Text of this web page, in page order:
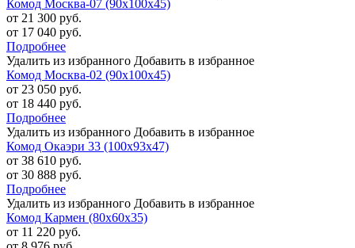
Комод Москва-07 (90х100х45)
от 21 300 руб.
от 17 040 руб.
Подробнее
Удалить из избранного Добавить в избранное
Комод Москва-02 (90х100х45)
от 23 050 руб.
от 18 440 руб.
Подробнее
Удалить из избранного Добавить в избранное
Комод Окаэри 33 (100х93х47)
от 38 610 руб.
от 30 888 руб.
Подробнее
Удалить из избранного Добавить в избранное
Комод Кармен (80х60х35)
от 11 220 руб.